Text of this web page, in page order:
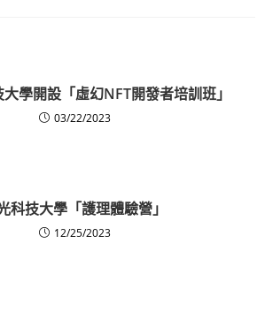
學開設「虛幻NFT開發者培訓班」
03/22/2023
科技大學「護理體驗營」
12/25/2023